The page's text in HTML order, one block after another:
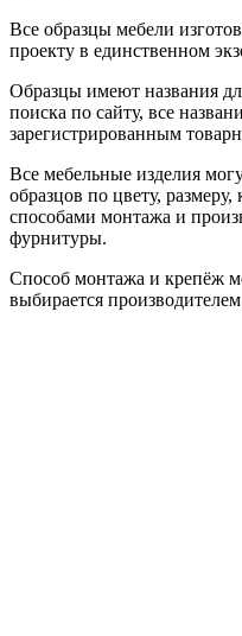
Все образцы мебели
проекту в единственном
Образцы имеют названия
поиска по сайту, все
зарегистрированным
Все мебельные изделия
образцов по цвету,
способами монтажа и
фурнитуры.
Способ монтажа и крепёж
выбирается